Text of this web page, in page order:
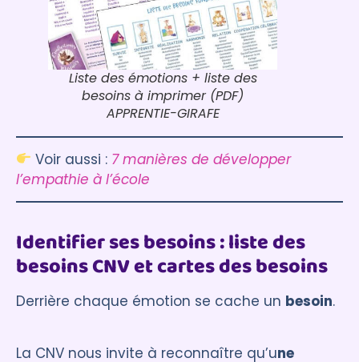
Liste des émotions + liste des
besoins à imprimer (PDF)
APPRENTIE-GIRAFE
Voir aussi : 7 manières de développer
l’empathie à l’école
Identifier ses besoins : liste des
besoins CNV et cartes des besoins
Derrière chaque émotion se cache un besoin.
La CNV nous invite à reconnaître qu’une